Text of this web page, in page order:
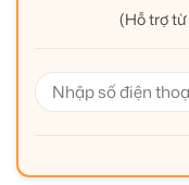
(Hỗ trợ từ